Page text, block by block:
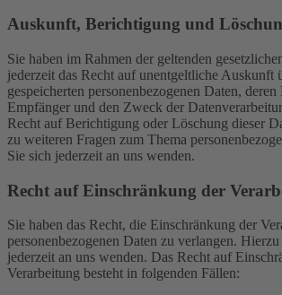
Auskunft, Berichtigung und
Sie haben im Rahmen der geltenden
jederzeit das Recht auf unentgeltliche Auskunft
gespeicherten personenbezogenen Daten,
Empfänger und den Zweck der
Recht auf Berichtigung oder Löschung dieser
zu weiteren Fragen zum Thema
Sie sich jederzeit an uns wenden.
Recht auf Einschränkung der
Sie haben das Recht, die Einschränkung der
personenbezogenen Daten zu verlangen.
jederzeit an uns wenden. Das Recht auf
Verarbeitung besteht in folgenden Fällen: